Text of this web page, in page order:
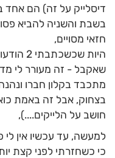
דיסלייק על זה) הם אחד
בשבת והשניה להביא
חזאי מסויים,
היות
שאקבל - זה מעורר לי
מתכבד בקלון חברו
בצחוק, אבל זה באמת
חושב על הלייקים....),
למעשה, עד עכשיו אין לי
כי כשחזרתי לפני קצת